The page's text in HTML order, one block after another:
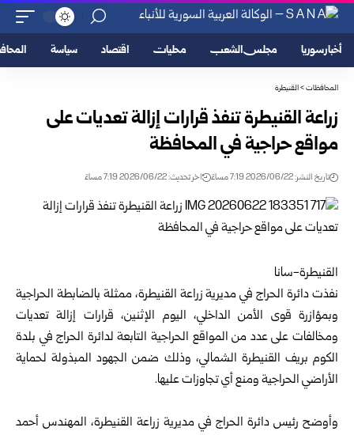
أخبار سوريا مجلس الشعب محليات اقتصاد سياسة
المحافظات>القنيطرة
زراعة القنيطرة تنفذ قرارات إزالة تعديات على
مواقع حراجية في المحافظة
تاريخ النشر: 2026/06/22 7:19 مساءً اخر تحديث: 2026/06/22 7:19 مساءً
القنيطرة-سانا
نفذت دائرة الحراج في مديرية زراعة القنيطرة، ممثلة بالضابطة الحراجية
وبمؤازرة قوى الأمن الداخلي، اليوم الإثنين، قرارات إزالة تعديات
ومخالفات على عدد من المواقع الحراجية التابعة لدائرة الحراج في بلدة
الكوم بريف القنيطرة الشمالي، وذلك ضمن الجهود المبذولة لحماية
الأراضي الحراجية ومنع أي تجاوزات عليها.
وأوضح رئيس دائرة الحراج في مديرية زراعة القنيطرة، المهندس أحمد